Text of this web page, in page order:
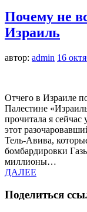
Почему не
Израиль
автор: admin 16
Отчего в Израиле
Палестине
прочитала я сейчас
этот
Тель-Авива,
бомбардировки
миллионы…
ДАЛЕЕ
Поделиться